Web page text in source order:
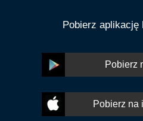
Pobierz aplikację
Pobierz
Pobierz na